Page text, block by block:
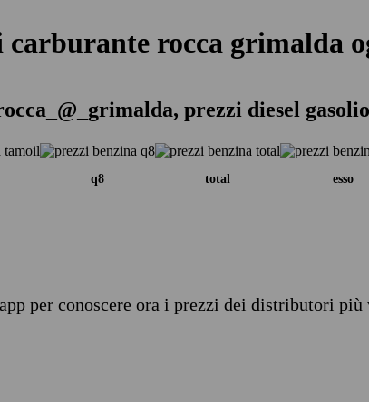
carburante rocca grimalda
prezzi diesel
q8 total esso
per conoscere ora i prezzi dei distributori più